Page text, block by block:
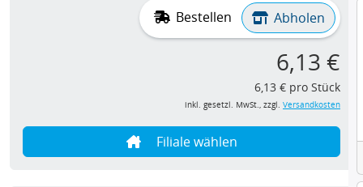
Bestellen Abholen
6,13 €
6,13 € pro Stück
inkl. gesetzl. MwSt., zzgl. Versandkosten
Filiale wählen